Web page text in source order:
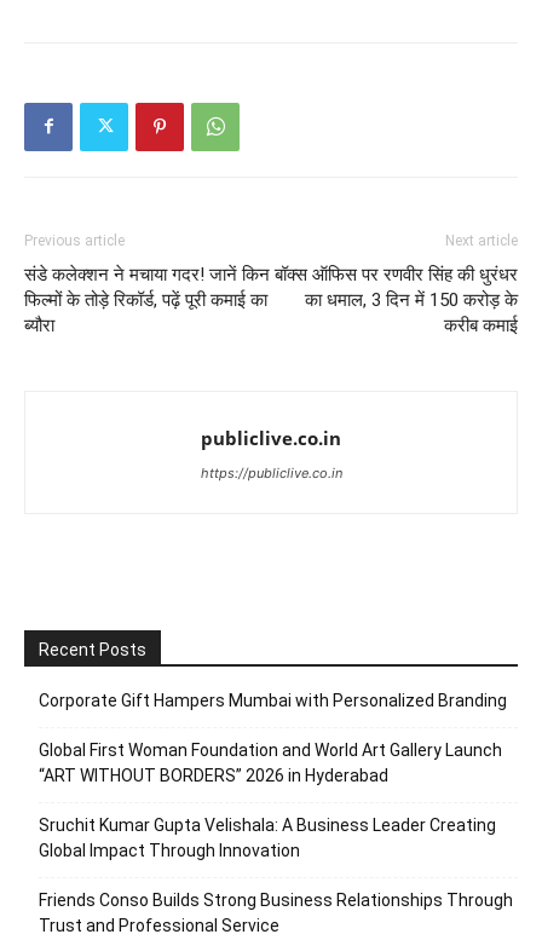
Previous article
संडे कलेक्शन ने मचाया गदर! जानें किन
फिल्मों के तोड़े रिकॉर्ड, पढ़ें पूरी कमाई का
ब्यौरा
Next article
बॉक्स ऑफिस पर रणवीर सिंह की धुरंधर
का धमाल, 3 दिन में 150 करोड़ के
करीब कमाई
publiclive.co.in
https://publiclive.co.in
Recent Posts
Corporate Gift Hampers Mumbai with Personalized Branding
Global First Woman Foundation and World Art Gallery Launch
“ART WITHOUT BORDERS” 2026 in Hyderabad
Sruchit Kumar Gupta Velishala: A Business Leader Creating
Global Impact Through Innovation
Friends Conso Builds Strong Business Relationships Through
Trust and Professional Service